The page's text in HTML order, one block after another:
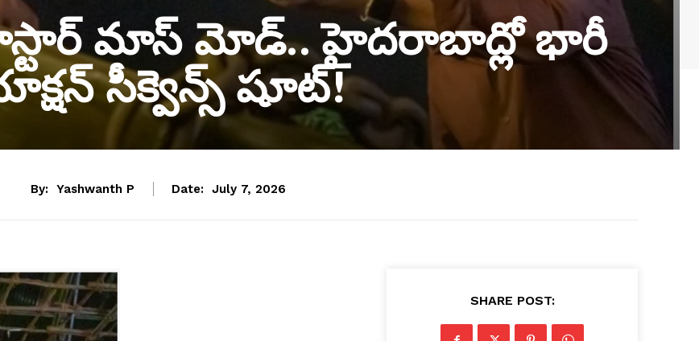
మాస్ మోడ్.. హైదరాబాద్లో భారీ
సీక్వెన్స్ షూట్!
By: Yashwanth P Date: July 7, 2026
SHARE POST: